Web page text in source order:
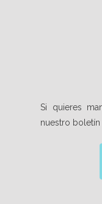
Si quieres
nuestro